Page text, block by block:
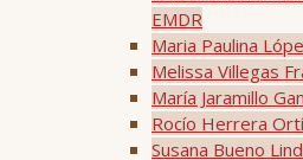
EMDR
Maria Paulina
Melissa Villegas
María Jaramillo
Rocío Herrera
Susana Bueno